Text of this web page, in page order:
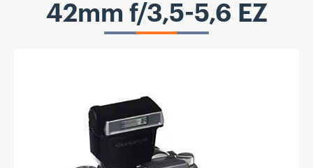
42mm f/3,5-5,6 EZ